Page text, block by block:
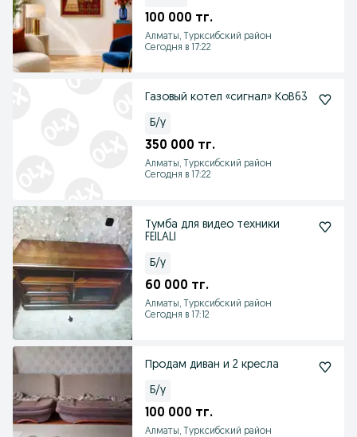
100 000 тг.
Алматы, Турксибский район
Сегодня в 17:22
Газовый котел «сигнал» КоВ63
Б/у
350 000 тг.
Алматы, Турксибский район
Сегодня в 17:22
Тумба для видео техники
FEILALI
Б/у
60 000 тг.
Алматы, Турксибский район
Сегодня в 17:12
Продам диван и 2 кресла
Б/у
100 000 тг.
Алматы, Турксибский район